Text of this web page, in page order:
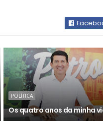
POLÍTICA
Os quatro anos da minha